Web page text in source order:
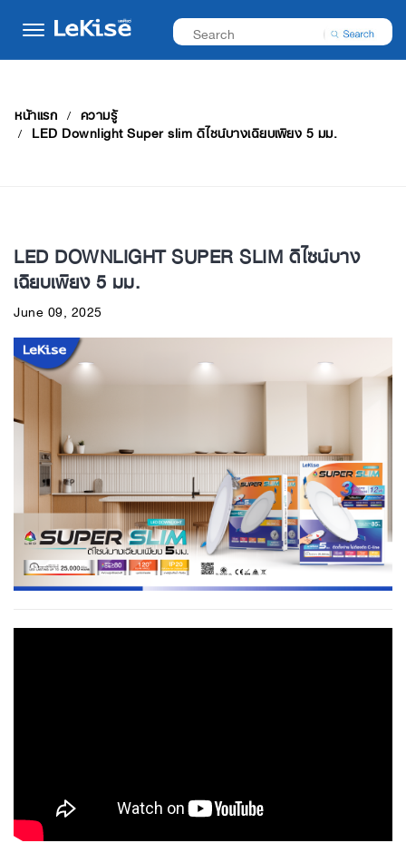
หน้าแรก ความรู้
LED Downlight Super slim ดีไซน์บางเฉียบเพียง 5 มม.
LED DOWNLIGHT SUPER SLIM ดีไซน์บาง
เฉียบเพียง 5 มม.
June 09, 2025